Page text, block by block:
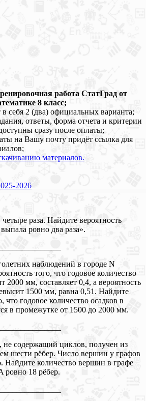
работа СтатГрад от
8 класс;
в себя 2 (два) официальных варианта;
ответы, форма отчета и критерии
сразу после оплаты;
на Вашу почту придёт ссылка для
материалов.
2026
раза. Найдите вероятность
ровно два раза».
наблюдений в городе N
того, что годовое количество
2000 мм, составляет 0,4, а вероятность
1500 мм, равна 0,51. Найдите
что годовое количество осадков в
в промежутке от 1500 до 2000 мм.
содержащий циклов, получен из
шести рёбер. Число вершин у графов
Найдите количество вершин в графе
ровно 18 рёбер.